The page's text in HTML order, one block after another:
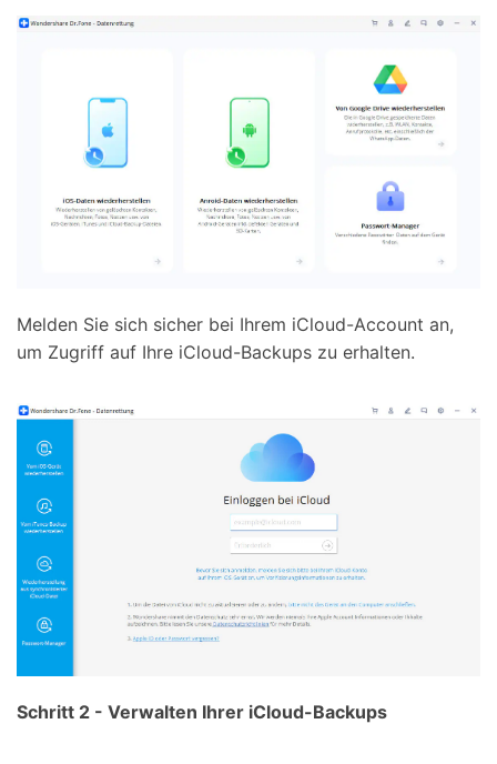
Melden Sie sich sicher bei Ihrem iCloud-Account an,
um Zugriff auf Ihre iCloud-Backups zu erhalten.
Schritt 2 - Verwalten Ihrer iCloud-Backups